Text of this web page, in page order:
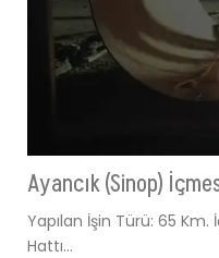
Ayancık (Sinop)
Yapılan İşin Türü: 65
Hattı…